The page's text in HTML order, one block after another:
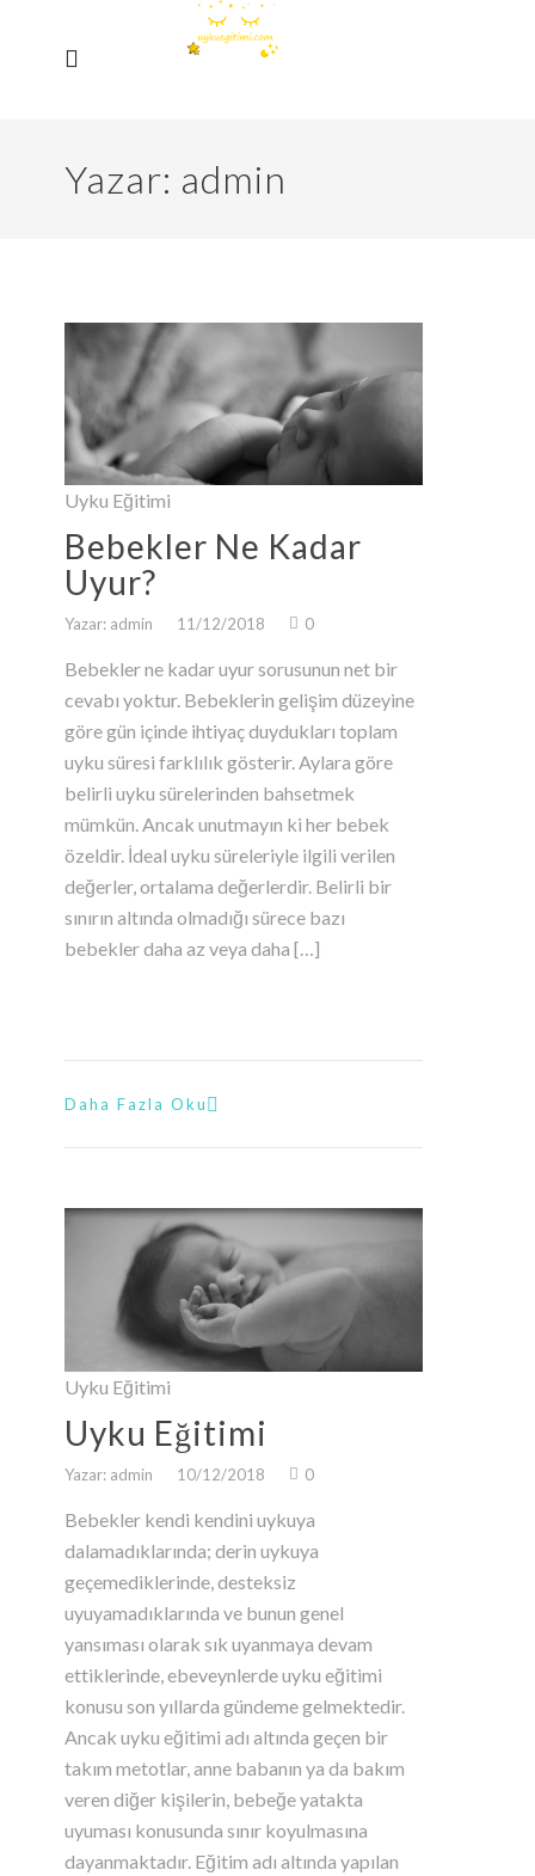
Yazar: admin
Uyku Eğitimi
Bebekler Ne Kadar
Uyur?
Yazar: admin 11/12/2018 0
Bebekler ne kadar uyur sorusunun net bir
cevabı yoktur. Bebeklerin gelişim düzeyine
göre gün içinde ihtiyaç duydukları toplam
uyku süresi farklılık gösterir. Aylara göre
belirli uyku sürelerinden bahsetmek
mümkün. Ancak unutmayın ki her bebek
özeldir. İdeal uyku süreleriyle ilgili verilen
değerler, ortalama değerlerdir. Belirli bir
sınırın altında olmadığı sürece bazı
bebekler daha az veya daha […]
Daha Fazla Oku
Uyku Eğitimi
Uyku Eğitimi
Yazar: admin 10/12/2018 0
Bebekler kendi kendini uykuya
dalamadıklarında; derin uykuya
geçemediklerinde, desteksiz
uyuyamadıklarında ve bunun genel
yansıması olarak sık uyanmaya devam
ettiklerinde, ebeveynlerde uyku eğitimi
konusu son yıllarda gündeme gelmektedir.
Ancak uyku eğitimi adı altında geçen bir
takım metotlar, anne babanın ya da bakım
veren diğer kişilerin, bebeğe yatakta
uyuması konusunda sınır koyulmasına
dayanmaktadır. Eğitim adı altında yapılan